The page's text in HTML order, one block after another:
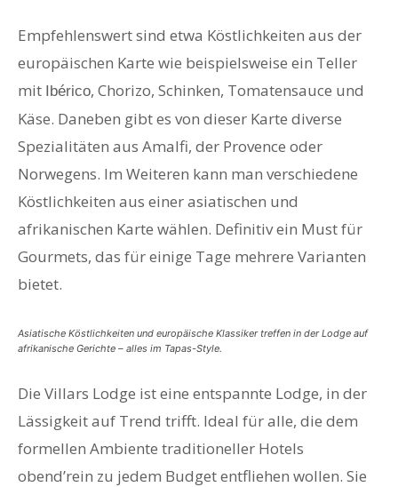
Empfehlenswert sind etwa Köstlichkeiten aus der
europäischen Karte wie beispielsweise ein Teller
mit Ibérico, Chorizo, Schinken, Tomatensauce und
Käse. Daneben gibt es von dieser Karte diverse
Spezialitäten aus Amalfi, der Provence oder
Norwegens. Im Weiteren kann man verschiedene
Köstlichkeiten aus einer asiatischen und
afrikanischen Karte wählen. Definitiv ein Must für
Gourmets, das für einige Tage mehrere Varianten
bietet.
Asiatische Köstlichkeiten und europäische Klassiker treffen in der Lodge auf
afrikanische Gerichte – alles im Tapas-Style.
Die Villars Lodge ist eine entspannte Lodge, in der
Lässigkeit auf Trend trifft. Ideal für alle, die dem
formellen Ambiente traditioneller Hotels
obend’rein zu jedem Budget entfliehen wollen. Sie